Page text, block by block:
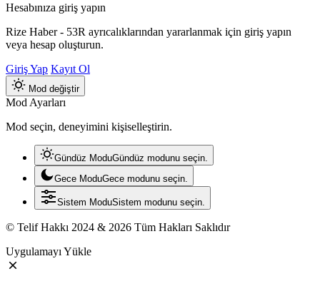
Hesabınıza giriş yapın
Rize Haber - 53R ayrıcalıklarından yararlanmak için giriş yapın
veya hesap oluşturun.
Giriş Yap Kayıt Ol
Mod değiştir
Mod Ayarları
Mod seçin, deneyimini kişiselleştirin.
Gündüz ModuGündüz modunu seçin.
Gece ModuGece modunu seçin.
Sistem ModuSistem modunu seçin.
© Telif Hakkı 2024 & 2026 Tüm Hakları Saklıdır
Uygulamayı Yükle